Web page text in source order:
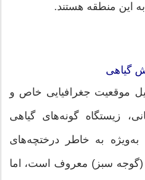
این منطقه هستند.
گیاهی
موقعیت جغرافیایی خاص و
زیستگاه گونه‌های گیاهی
به خاطر درختچه‌های
(گوجه سبز) معروف است، اما